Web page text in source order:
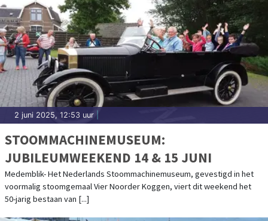
2 juni 2025, 12:53 uur
STOOMMACHINEMUSEUM:
JUBILEUMWEEKEND 14 & 15 JUNI
Medemblik- Het Nederlands Stoommachinemuseum, gevestigd in het
voormalig stoomgemaal Vier Noorder Koggen, viert dit weekend het
50-jarig bestaan van [...]